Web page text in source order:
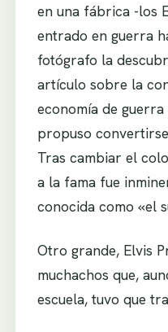
en una fábrica -los
entrado en guerra
fotógrafo la
artículo sobre la
economía de
propuso
Tras cambiar el
a la fama fue
conocida como «el
Otro grande, Elvis
muchachos que,
escuela, tuvo que